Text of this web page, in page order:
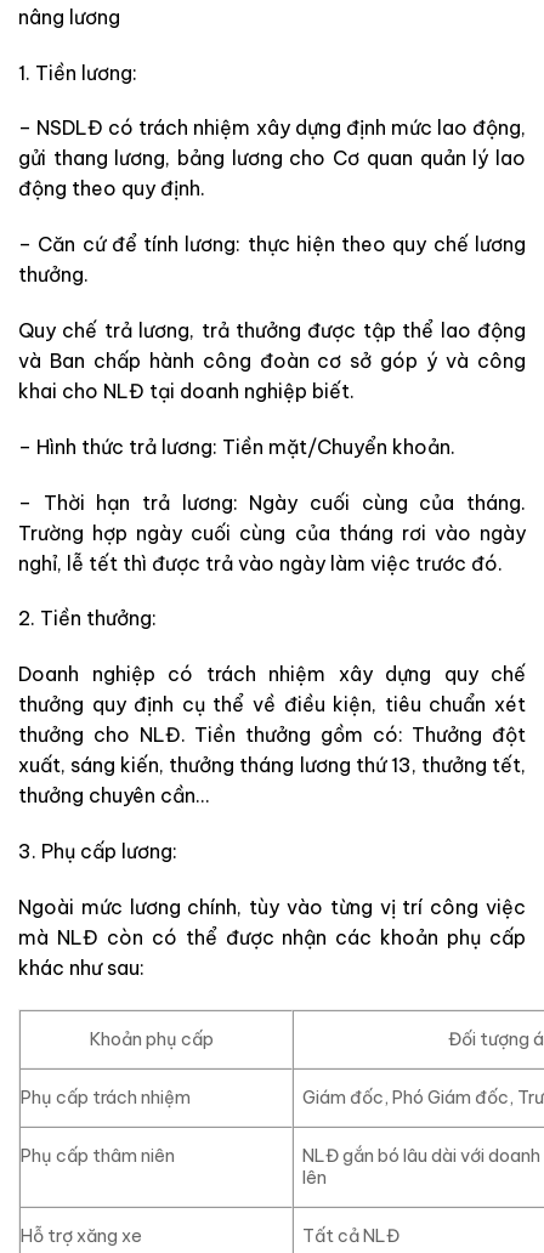
nâng lương
1. Tiền lương:
– NSDLĐ có trách nhiệm xây dựng định mức lao động,
gửi thang lương, bảng lương cho Cơ quan quản lý lao
động theo quy định.
– Căn cứ để tính lương: thực hiện theo quy chế lương
thưởng.
Quy chế trả lương, trả thưởng được tập thể lao động
và Ban chấp hành công đoàn cơ sở góp ý và công
khai cho NLĐ tại doanh nghiệp biết.
– Hình thức trả lương: Tiền mặt/Chuyển khoản.
– Thời hạn trả lương: Ngày cuối cùng của tháng.
Trường hợp ngày cuối cùng của tháng rơi vào ngày
nghỉ, lễ tết thì được trả vào ngày làm việc trước đó.
2. Tiền thưởng:
Doanh nghiệp có trách nhiệm xây dựng quy chế
thưởng quy định cụ thể về điều kiện, tiêu chuẩn xét
thưởng cho NLĐ. Tiền thưởng gồm có: Thưởng đột
xuất, sáng kiến, thưởng tháng lương thứ 13, thưởng tết,
thưởng chuyên cần…
3. Phụ cấp lương:
Ngoài mức lương chính, tùy vào từng vị trí công việc
mà NLĐ còn có thể được nhận các khoản phụ cấp
khác như sau:
Khoản phụ cấp Đối tượng
Phụ cấp trách nhiệm Giám đốc, Phó Giám đốc,
Phụ cấp thâm niên
NLĐ gắn bó lâu dài với
lên
Hỗ trợ xăng xe Tất cả NLĐ